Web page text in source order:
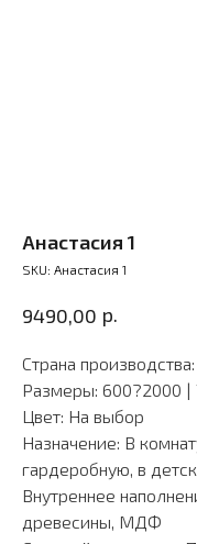
Анастасия 1
SKU: Анастасия 1
9490,00 р.
Страна
Размеры: 600?2000
Цвет: На выбор
Назначение: В
гардеробную, в
Внутреннее
древесины, МДФ